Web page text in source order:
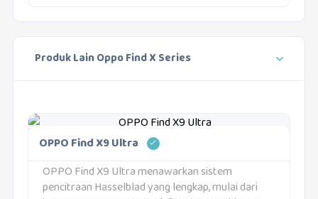
Produk Lain Oppo Find X Series
OPPO Find X9 Ultra
OPPO Find X9 Ultra menawarkan sistem
pencitraan Hasselblad yang lengkap, mulai dari